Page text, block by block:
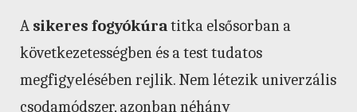
A sikeres fogyókúratitka elsősorban a
következetességben és a test tudatos
megfigyelésében rejlik. Nem létezik univerzális
csodamódszer, azonban néhány